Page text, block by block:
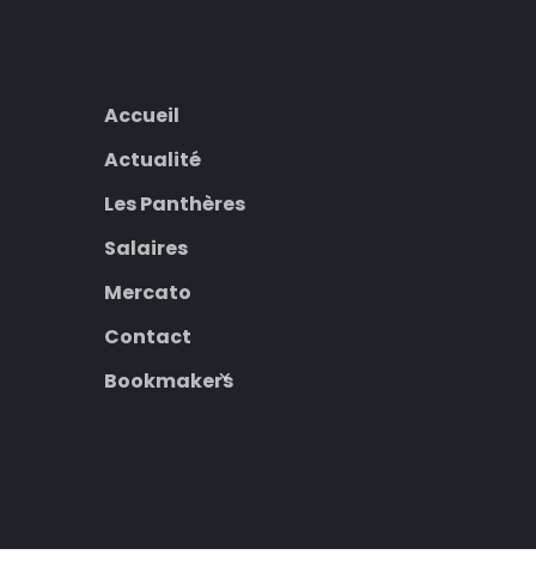
Accueil
Actualité
Les Panthères
Salaires
Mercato
Contact
Bookmakers